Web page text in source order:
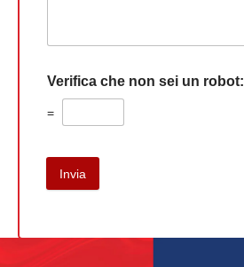
Verifica che non sei un robot:
=
Invia